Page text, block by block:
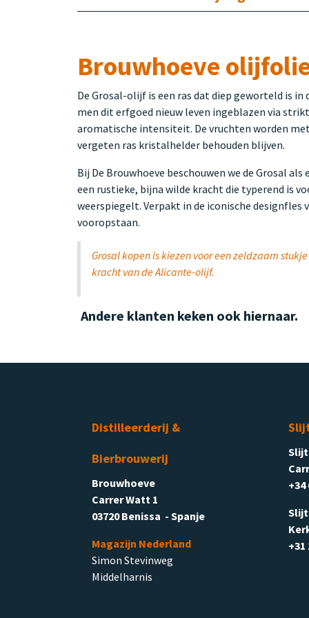
Brouwhoeve
De Grosal-olijf is een ras dat diep geworteld is
men dit erfgoed nieuw leven ingeblazen via
aromatische intensiteit. De vruchten worden
vergeten ras kristalhelder behouden blijven.
Bij De Brouwhoeve beschouwen we de Grosal
een rustieke, bijna wilde kracht die typerend is
weerspiegelt. Verpakt in de iconische
vooropstaan.
Grosal kopen is kiezen voor een zeldzaam
kracht van de Alicante-olijf.
Andere klanten keken ook hiernaar.
Distilleerderij &
Bierbrouwerij
Brouwhoeve
Carrer Watt 1
03720 Benissa - Spanje
Magazijn Nederland
Simon Stevinweg
Middelharnis
+34
+31